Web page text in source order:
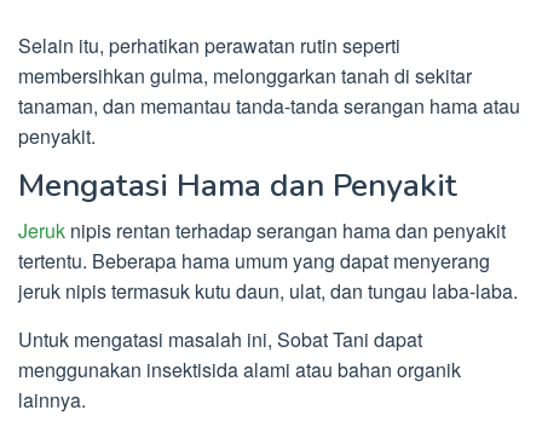
Selain itu, perhatikan perawatan rutin seperti
membersihkan gulma, melonggarkan tanah di sekitar
tanaman, dan memantau tanda-tanda serangan hama atau
penyakit.
Mengatasi Hama dan Penyakit
Jeruk nipis rentan terhadap serangan hama dan penyakit
tertentu. Beberapa hama umum yang dapat menyerang
jeruk nipis termasuk kutu daun, ulat, dan tungau laba-laba.
Untuk mengatasi masalah ini, Sobat Tani dapat
menggunakan insektisida alami atau bahan organik
lainnya.